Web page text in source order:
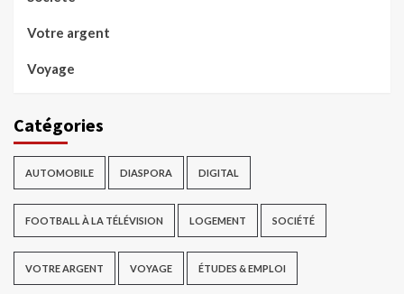
Votre argent
Voyage
Catégories
AUTOMOBILE DIASPORA DIGITAL
FOOTBALL À LA TÉLÉVISION LOGEMENT SOCIÉTÉ
VOTRE ARGENT VOYAGE ÉTUDES & EMPLOI